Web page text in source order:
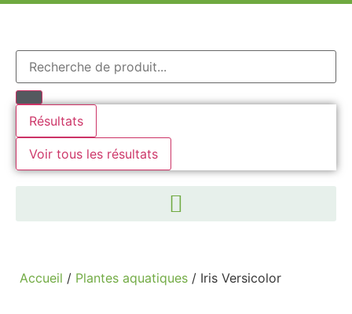
Résultats
Voir tous les résultats
Accueil / Plantes aquatiques / Iris Versicolor